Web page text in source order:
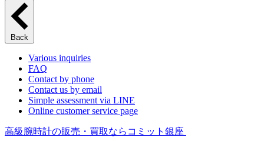
Back
Various inquiries
FAQ
Contact by phone
Contact us by email
Simple assessment via LINE
Online customer service page
高級腕時計の販売・買取ならコミット銀座